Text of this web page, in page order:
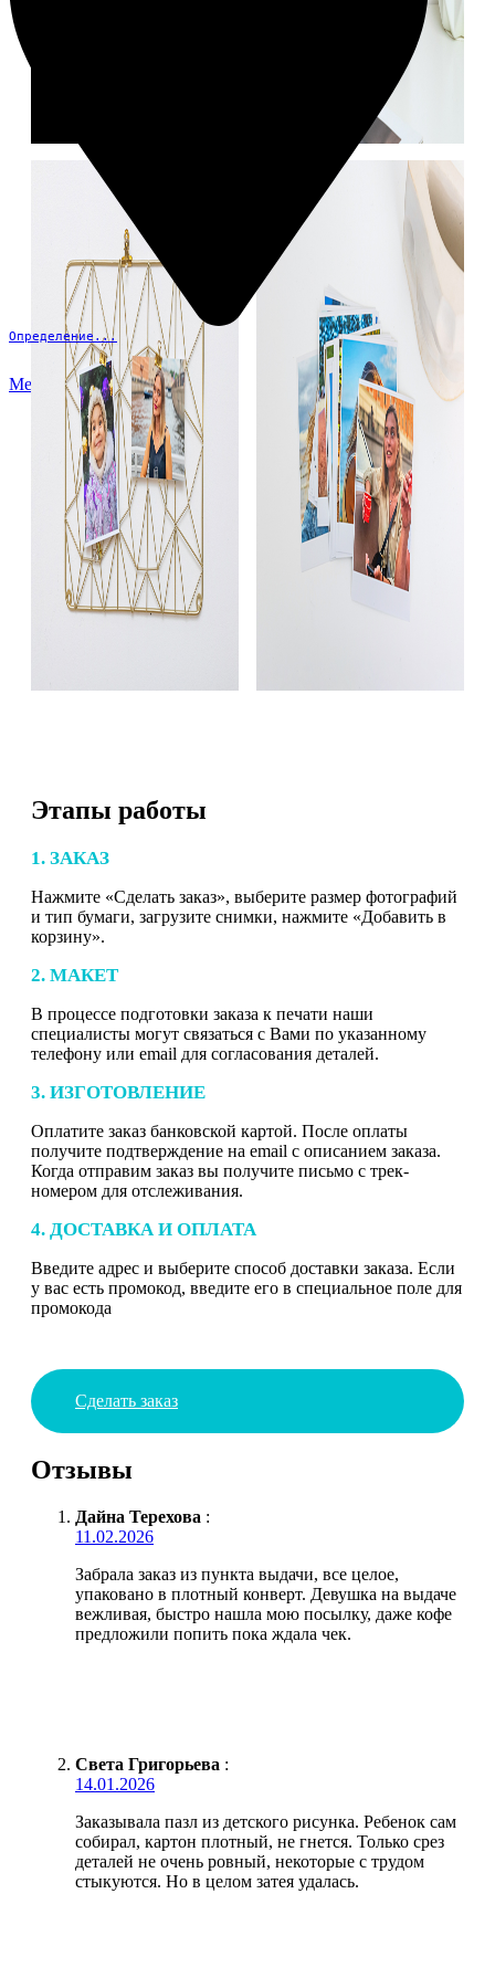
Определение...
Меню
Этапы работы
1. ЗАКАЗ
Нажмите «Сделать заказ», выберите размер фотографий
и тип бумаги, загрузите снимки, нажмите «Добавить в
корзину».
2. МАКЕТ
В процессе подготовки заказа к печати наши
специалисты могут связаться с Вами по указанному
телефону или email для согласования деталей.
3. ИЗГОТОВЛЕНИЕ
Оплатите заказ банковской картой. После оплаты
получите подтверждение на email с описанием заказа.
Когда отправим заказ вы получите письмо с трек-
номером для отслеживания.
4. ДОСТАВКА И ОПЛАТА
Введите адрес и выберите способ доставки заказа. Если
у вас есть промокод, введите его в специальное поле для
промокода
Сделать заказ
Отзывы
Дайна Терехова :
11.02.2026
Забрала заказ из пункта выдачи, все целое,
упаковано в плотный конверт. Девушка на выдаче
вежливая, быстро нашла мою посылку, даже кофе
предложили попить пока ждала чек.
Света Григорьева :
14.01.2026
Заказывала пазл из детского рисунка. Ребенок сам
собирал, картон плотный, не гнется. Только срез
деталей не очень ровный, некоторые с трудом
стыкуются. Но в целом затея удалась.